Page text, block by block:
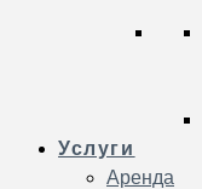
Услуги
Аренда